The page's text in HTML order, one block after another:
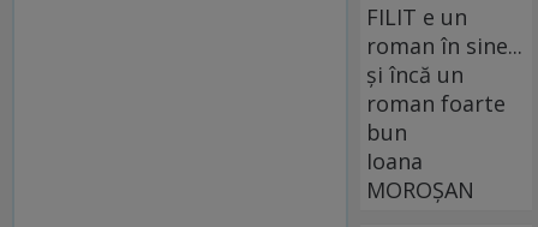
FILIT e un
roman în sine...
și încă un
roman foarte
bun
Ioana
MOROȘAN